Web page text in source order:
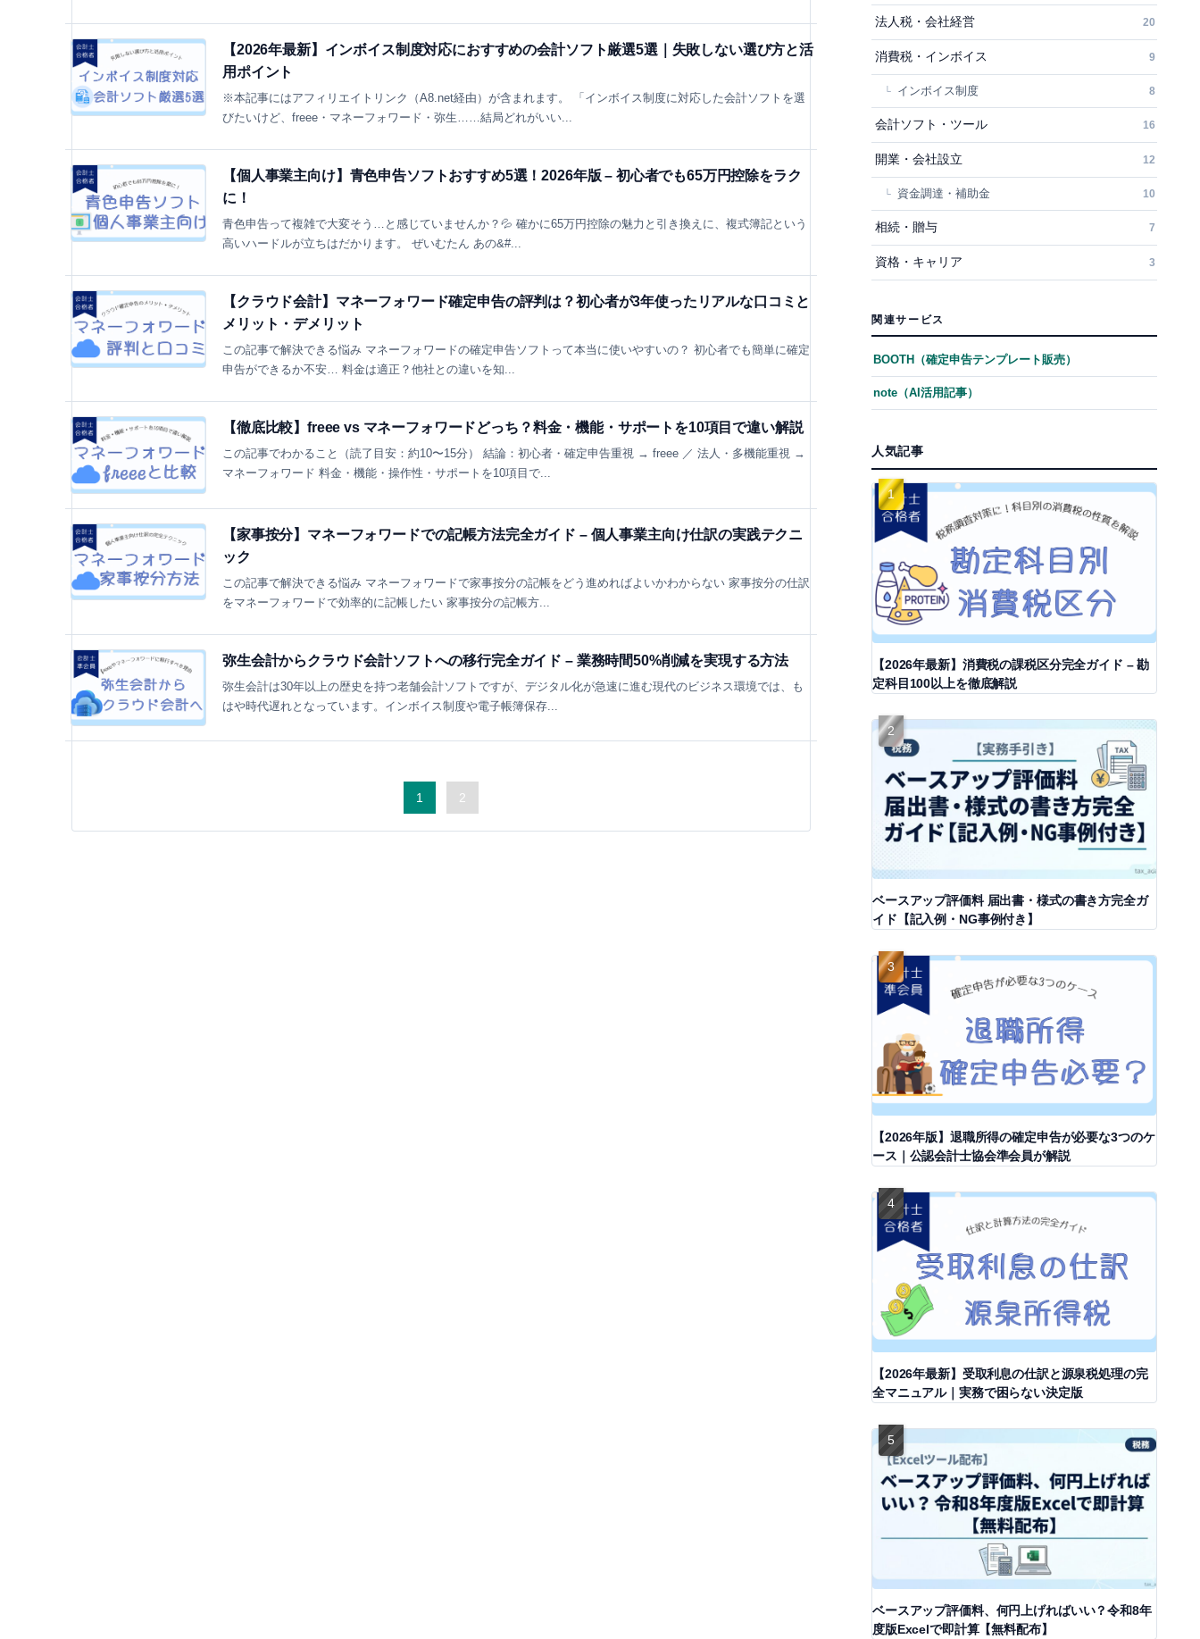
【2026年最新】インボイス制度対応におすすめの会計ソフト厳選5選｜失敗しない選び方と活
用ポイント
※本記事にはアフィリエイトリンク（A8.net経由）が含まれます。 「インボイス制度に対応した会計ソフトを選
びたいけど、freee・マネーフォワード・弥生……結局どれがいい...
【個人事業主向け】青色申告ソフトおすすめ5選！2026年版 – 初心者でも65万円控除をラク
に！
青色申告って複雑で大変そう…と感じていませんか？💦 確かに65万円控除の魅力と引き換えに、複式簿記という
高いハードルが立ちはだかります。 ぜいむたん あの&#...
【クラウド会計】マネーフォワード確定申告の評判は？初心者が3年使ったリアルな口コミと
メリット・デメリット
この記事で解決できる悩み マネーフォワードの確定申告ソフトって本当に使いやすいの？ 初心者でも簡単に確定
申告ができるか不安… 料金は適正？他社との違いを知...
【徹底比較】freee vs マネーフォワードどっち？料金・機能・サポートを10項目で違い解説
この記事でわかること（読了目安：約10〜15分） 結論：初心者・確定申告重視 → freee ／ 法人・多機能重視 →
マネーフォワード 料金・機能・操作性・サポートを10項目で...
【家事按分】マネーフォワードでの記帳方法完全ガイド – 個人事業主向け仕訳の実践テクニ
ック
この記事で解決できる悩み マネーフォワードで家事按分の記帳をどう進めればよいかわからない 家事按分の仕訳
をマネーフォワードで効率的に記帳したい 家事按分の記帳方...
弥生会計からクラウド会計ソフトへの移行完全ガイド – 業務時間50%削減を実現する方法
弥生会計は30年以上の歴史を持つ老舗会計ソフトですが、デジタル化が急速に進む現代のビジネス環境では、も
はや時代遅れとなっています。インボイス制度や電子帳簿保存...
1 2
法人税・会社経営 20
消費税・インボイス 9
インボイス制度 8
会計ソフト・ツール 16
開業・会社設立 12
資金調達・補助金 10
相続・贈与 7
資格・キャリア 3
関連サービス
BOOTH（確定申告テンプレート販売）
note（AI活用記事）
人気記事
【2026年最新】消費税の課税区分完全ガイド – 勘
定科目100以上を徹底解説
ベースアップ評価料 届出書・様式の書き方完全ガ
イド【記入例・NG事例付き】
【2026年版】退職所得の確定申告が必要な3つのケ
ース｜公認会計士協会準会員が解説
【2026年最新】受取利息の仕訳と源泉税処理の完
全マニュアル｜実務で困らない決定版
ベースアップ評価料、何円上げればいい？令和8年
度版Excelで即計算【無料配布】